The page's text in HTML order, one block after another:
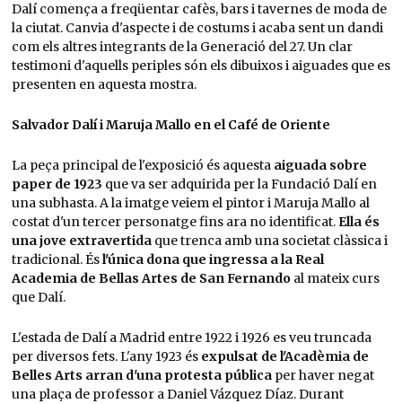
Dalí comença a freqüentar cafès, bars i tavernes de moda de
la ciutat. Canvia d'aspecte i de costums i acaba sent un dandi
com els altres integrants de la Generació del 27. Un clar
testimoni d'aquells periples són els dibuixos i aiguades que es
presenten en aquesta mostra.
Salvador Dalí i Maruja Mallo en el Café de Oriente
La peça principal de l'exposició és aquesta aiguada sobre
paper de 1923 que va ser adquirida per la Fundació Dalí en
una subhasta. A la imatge veiem el pintor i Maruja Mallo al
costat d'un tercer personatge fins ara no identificat. Ella és
una jove extravertida que trenca amb una societat clàssica i
tradicional. Ésl'única dona que ingressa a la Real
Academia de Bellas Artes de San Fernandoal mateix curs
que Dalí.
L'estada de Dalí a Madrid entre 1922 i 1926 es veu truncada
per diversos fets. L'any 1923 és expulsat de l'Acadèmia de
Belles Arts arran d'una protesta públicaper haver negat
una plaça de professor a Daniel Vázquez Díaz. Durant